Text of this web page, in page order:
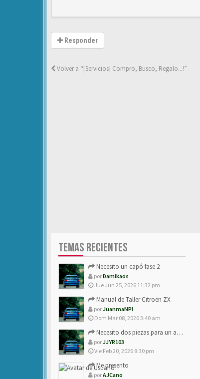
Responder
Volver a “[Servicios] Compro, Busco, Regalo...!”
TEMAS RECIENTES
Necesito un capó fase 2
porDamikaos
Jue Jun 25, 2026 11:32 pm
Manual de Taller Citroën ZX
porJuanmaNPI
Dom Mar 08, 2026 3:40 am
Necesito dos piezas para un amigo con ZX.
porJJYR103
Vie Feb 20, 2026 8:30 pm
Me presento
porAJCano